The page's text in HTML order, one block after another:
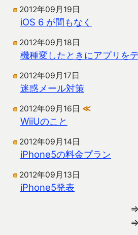
2012年09月19日
iOS 6 が間もなく
2012年09月18日
機種変したときにアプリを
2012年09月17日
迷惑メール対策
2012年09月16日 ≪
WiiUのこと
2012年09月14日
iPhone5の料金プラン
2012年09月13日
iPhone5発表
⇒
⇒